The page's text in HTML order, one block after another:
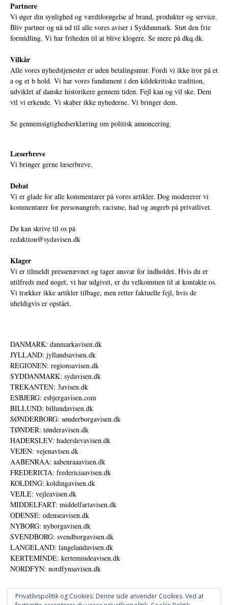
Partnere
Vi øger din synlighed og værdiforøgelse af brand, produkter og service.
Bliv partner og nå ud til alle vores aviser i Syddanmark. Støt den frie
formidling. Vi har friheden til at blive klogere. Se mere på dkq.dk.
Vilkår
Alle vores nyhedstjenester er uden betalingsmur. Fordi vi ikke tror på et
a og et b hold. Vi har vores fundament i den kildekritiske tradition,
udviklet af danske historikere gennem tiden. Fejl kan og vil ske. Dem
vil vi erkende. Vi skaber ikke nyhederne. Vi bringer dem.
Se gennemsigtighedserklæring om politisk annoncering.
Læserbreve
Vi bringer gerne læserbreve.
Debat
Vi er glade for alle kommentarer på vores artikler. Dog modererer vi
kommentarer for personangreb, racisme, had og angreb på privatlivet.
Du kan skrive til os på
redaktion@sydavisen.dk
Klager
Vi er tilmeldt pressenævnet og tager ansvar for indholdet. Hvis du er
utilfreds med noget, vi har udgivet, er du velkommen til at kontakte os.
Vi trækker ikke artikler tilbage, men retter faktuelle fejl, hvis de
uheldigvis er opstået.
DANMARK: danmarkavisen.dk
JYLLAND: jyllandsavisen.dk
REGIONEN: regionsavisen.dk
SYDDANMARK: sydavisen.dk
TREKANTEN: 3avisen.dk
ESBJERG: esbjergavisen.com
BILLUND: billundavisen.dk
SØNDERBORG: sønderborgavisen.dk
TØNDER: tønderavisen.dk
HADERSLEV: haderslevavisen.dk
VEJEN: vejenavisen.dk
AABENRAA: aabenraaavisen.dk
FREDERICIA: fredericiaavisen.dk
KOLDING: koldingavisen.dk
VEJLE: vejleavisen.dk
MIDDELFART: middelfartavisen.dk
ODENSE: odenseavisen.dk
NYBORG: nyborgavisen.dk
SVENDBORG: svendborgavisen.dk
LANGELAND: langelandavisen.dk
KERTEMINDE: kertemindeavisen.dk
NORDFYN: nordfynsavisen.dk
Privatlivspolitik og Cookies: Denne side anvender Cookies. Ved at